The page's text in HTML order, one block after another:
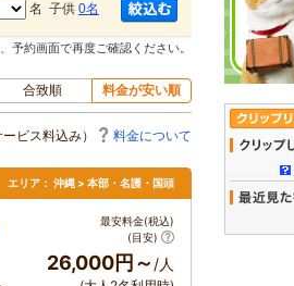
名 子供 0名
予約画面で再度ご確認ください。
合致順 料金が安い順
ビス料込み） 料金について
エリア： 沖縄 > 本部・名護・国頭
最安料金(税込)
(目安)
26,000円～ /人